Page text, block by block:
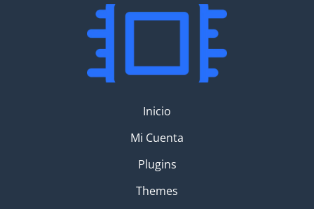
Inicio
Mi Cuenta
Plugins
Themes